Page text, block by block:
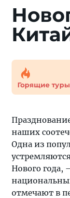
Горящие туры
наших
Одна из
Нового года,
отмечают в